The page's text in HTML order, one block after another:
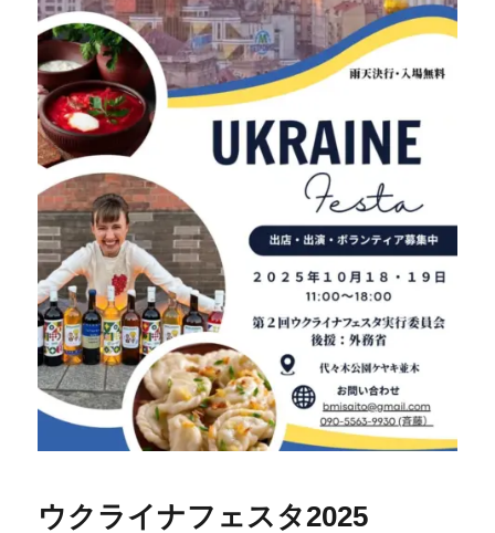
ウクライナフェスタ2025